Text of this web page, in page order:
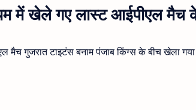
में खेले गए लास्ट आईपीएल
मैच गुजरात टाइटंस बनाम पंजाब किंग्स के बीच खेला गया